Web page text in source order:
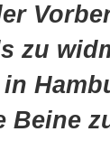
zu
Beine